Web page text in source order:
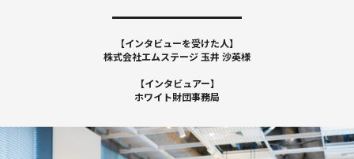
【インタビューを受けた人】
株式会社エムステージ 玉井 沙英様
【インタビュアー】
ホワイト財団事務局